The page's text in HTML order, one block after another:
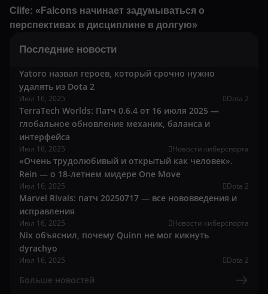
Clife: «Falcons начинает задумываться о
перспективах в дисциплине в долгую»
Последние новости
Yatoro назвал героев, который срочно нужно
удалять из Dota 2
Июл 16, 2025 Dota 2
TerraTech Worlds: Патч 0.6.4 от 16 июля 2025 —
глобальное обновление механик, баланса и
интерфейса
Июл 16, 2025 Новости киберспорта
«Очень трудолюбивый и открытый как человек».
Rein — о 18-летнем мидере One Move
Июл 16, 2025 Dota 2
Marvel Rivals: патч 20250717 — все нововведения и
исправления
Июл 16, 2025 Новости киберспорта
Nix объяснил, почему Quinn не мог кикнуть
dyrachyo
Июл 16, 2025 Dota 2
Больше новостей